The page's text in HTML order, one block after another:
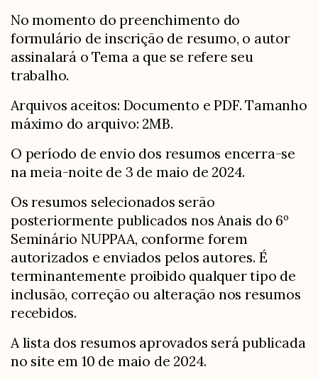
No momento do preenchimento do
formulário de inscrição de resumo, o autor
assinalará o Tema a que se refere seu
trabalho.
Arquivos aceitos: Documento e PDF. Tamanho
máximo do arquivo: 2MB.
O período de envio dos resumos encerra-se
na meia-noite de 3 de maio de 2024.
Os resumos selecionados serão
posteriormente publicados nos Anais do 6º
Seminário NUPPAA, conforme forem
autorizados e enviados pelos autores. É
terminantemente proibido qualquer tipo de
inclusão, correção ou alteração nos resumos
recebidos.
A lista dos resumos aprovados será publicada
no site em 10 de maio de 2024.